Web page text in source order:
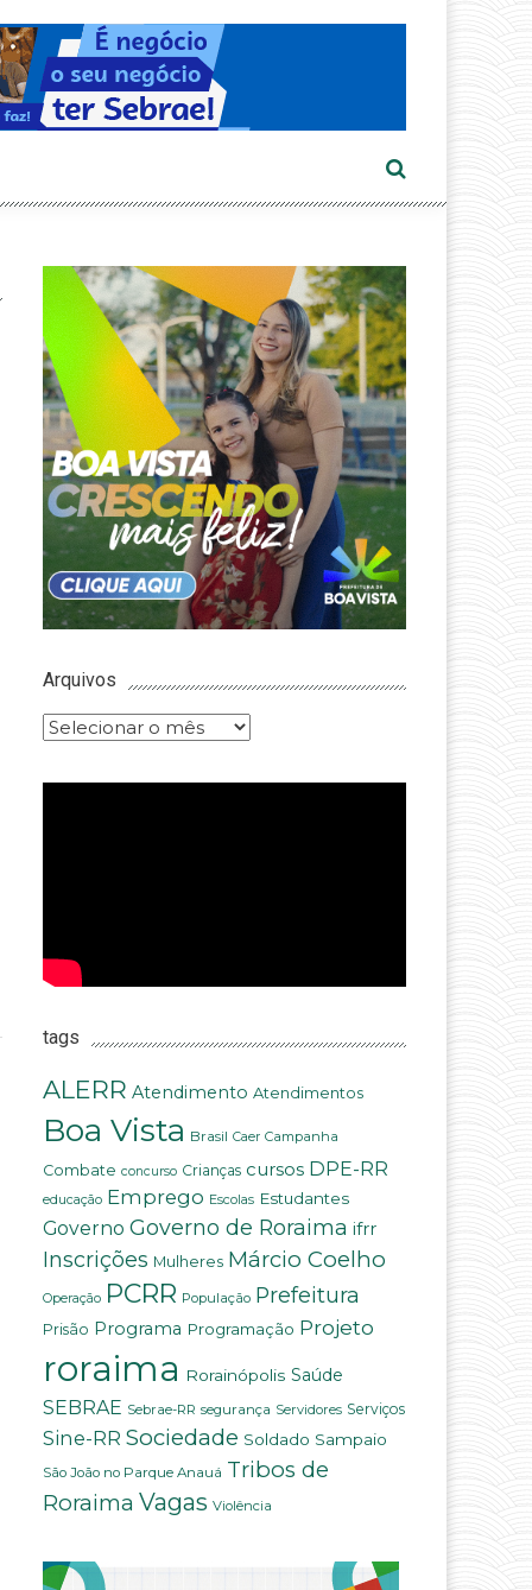
Arquivos
Arquivos
tags
ALERR Atendimento Atendimentos
Boa Vista Brasil Caer Campanha
Combate concurso Crianças cursos DPE-RR
educação Emprego Escolas Estudantes
Governo Governo de Roraima ifrr
Inscrições Mulheres Márcio Coelho
Operação PCRR População Prefeitura
Prisão Programa Programação Projeto
roraima Rorainópolis Saúde
SEBRAE Sebrae-RR segurança Servidores Serviços
Sine-RR Sociedade Soldado Sampaio
São João no Parque Anauá Tribos de
Roraima Vagas Violência